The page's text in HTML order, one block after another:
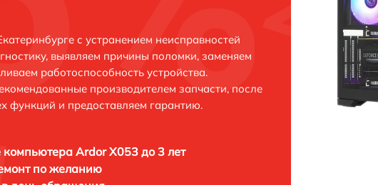
с устранением неисправностей
выявляем причины поломки, заменяем
работоспособность устройства.
производителем запчасти, после
функций и предоставляем гарантию.
компьютера Ardor X053 до 3 лет
по желанию